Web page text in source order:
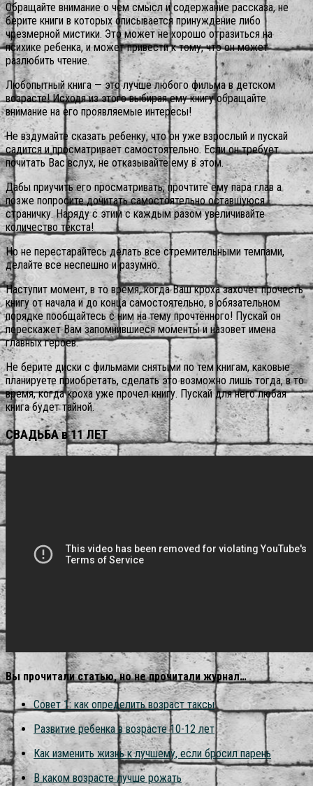
Обращайте внимание о чем смысл и содержание рассказа, не
берите книги в которых описывается принуждение либо
чрезмерной мистики. Это может не хорошо отразиться на
психике ребенка, и может привести к тому, что он может
разлюбить чтение.
Любопытный книга — это лучше любого фильма в детском
возрасте! Исходя из этого выбирая ему книгу обращайте
внимание на его проявляемые интересы!
Не вздумайте сказать ребенку, что он уже взрослый и пускай
садится и просматривает самостоятельно. Если он требует
почитать Вас вслух, не отказывайте ему в этом.
Дабы приучить его просматривать, прочтите ему пара глав а
позже попросите дочитать самостоятельно оставшуюся
страничку. Наряду с этим с каждым разом увеличивайте
количество текста!
Но не перестарайтесь делать все стремительными темпами,
делайте все неспешно и разумно.
Наступит момент, в то время, когда Ваш кроха захочет прочесть
книгу от начала и до конца самостоятельно, в обязательном
порядке пообщайтесь с ним на тему прочтённого! Пускай он
перескажет Вам запомнившиеся моменты и назовет имена
главных героев.
Не берите диски с фильмами снятыми по тем книгам, каковые
планируете приобретать, сделать это возможно лишь тогда, в то
время, когда кроха уже прочел книгу. Пускай для него любая
книга будет тайной.
СВАДЬБА в 11 ЛЕТ
Вы прочитали статью, но не прочитали журнал…
Совет 1: как определить возраст таксы
Развитие ребенка в возрасте 10-12 лет
Как изменить жизнь к лучшему, если бросил парень
В каком возрасте лучше рожать